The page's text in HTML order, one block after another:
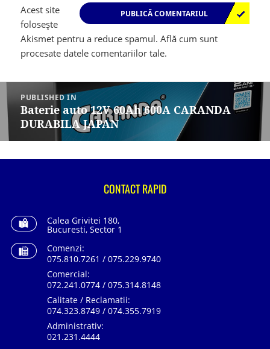
Acest site
folosește
Akismet pentru a reduce spamul.Află cum sunt
procesate datele comentariilor tale.
Navigare
articole
PUBLISHED IN
Baterie auto 12V 60Ah 600A CARANDA
DURABILA JAPAN
CONTACT RAPID
Calea Grivitei 180,
Bucuresti, Sector 1
Comenzi:
075.810.7261 / 075.229.9740
Comercial:
072.241.0774 / 075.314.8148
Calitate / Reclamatii:
074.323.8749 / 074.355.7919
Administrativ:
021.231.4444